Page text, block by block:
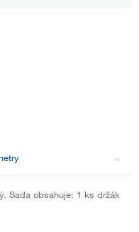
Sada obsahuje: 1 ks držák